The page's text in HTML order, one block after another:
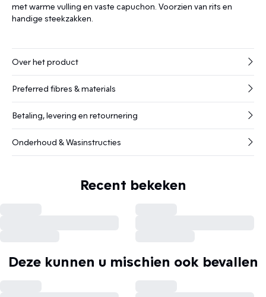
met warme vulling en vaste capuchon. Voorzien van rits en
handige steekzakken.
Over het product
Preferred fibres & materials
Betaling, levering en retournering
Onderhoud & Wasinstructies
Recent bekeken
Deze kunnen u mischien ook bevallen